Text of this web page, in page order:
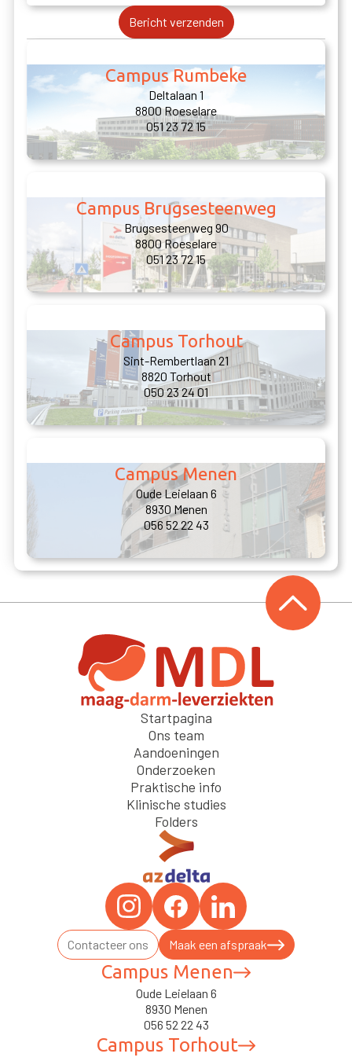
Campus Rumbeke
Deltalaan 1
8800 Roeselare
051 23 72 15
Campus Brugsesteenweg
Brugsesteenweg 90
8800 Roeselare
051 23 72 15
Campus Torhout
Sint-Rembertlaan 21
8820 Torhout
050 23 24 01
Campus Menen
Oude Leielaan 6
8930 Menen
056 52 22 43
Startpagina
Ons team
Aandoeningen
Onderzoeken
Praktische info
Klinische studies
Folders
Campus Torhout
Campus Menen
Oude Leielaan 6
8930 Menen
056 52 22 43
Maak een afspraak
Contacteer ons